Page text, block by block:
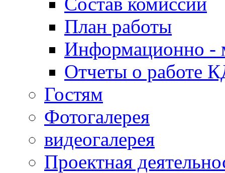
План работы
Информационно -
Отчеты о работе
Гостям
Фотогалерея
видеогалерея
Проектная